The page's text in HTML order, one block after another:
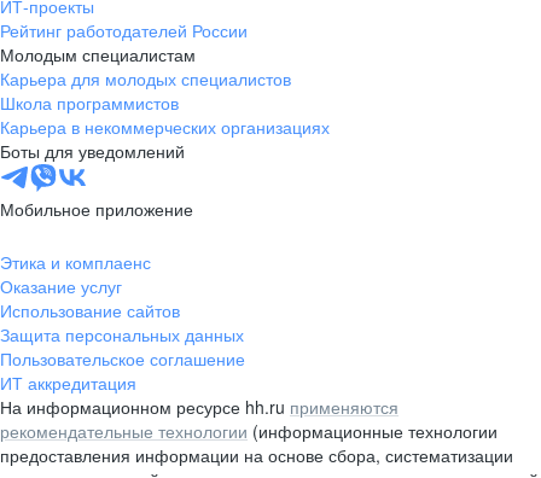
ИТ-проекты
Рейтинг работодателей России
Молодым специалистам
Карьера для молодых специалистов
Школа программистов
Карьера в некоммерческих организациях
Боты для уведомлений
Мобильное приложение
Этика и комплаенс
Оказание услуг
Использование сайтов
Защита персональных данных
Пользовательское соглашение
ИТ аккредитация
На информационном ресурсе hh.ru применяются
рекомендательные технологии (информационные технологии
предоставления информации на основе сбора, систематизации